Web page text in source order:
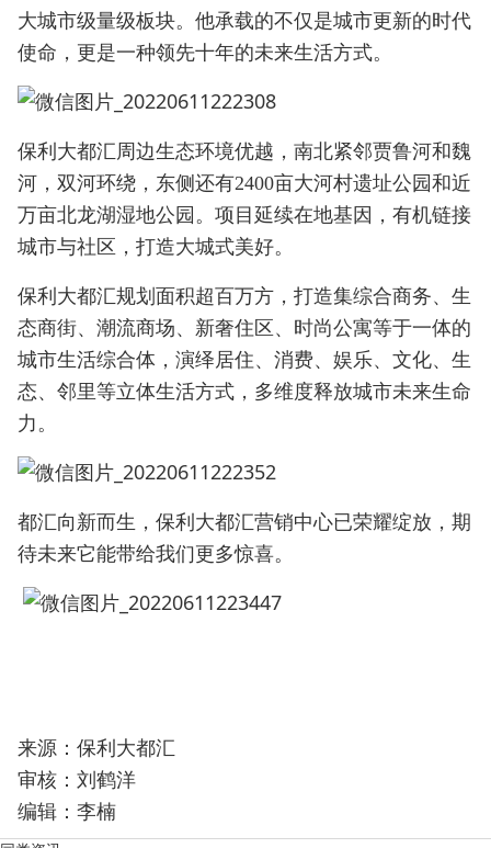
大城市级量级板块。他承载的不仅是城市更新的时代
使命，更是一种领先十年的未来生活方式。
保利大都汇周边生态环境优越，南北紧邻贾鲁河和魏
河，双河环绕，东侧还有2400亩大河村遗址公园和近
万亩北龙湖湿地公园。项目延续在地基因，有机链接
城市与社区，打造大城式美好。
保利大都汇规划面积超百万方，打造集综合商务、生
态商街、潮流商场、新奢住区、时尚公寓等于一体的
城市生活综合体，演绎居住、消费、娱乐、文化、生
态、邻里等立体生活方式，多维度释放城市未来生命
力。
都汇向新而生，保利大都汇营销中心已荣耀绽放，期
待未来它能带给我们更多惊喜。
来源：保利大都汇
审核：刘鹤洋
编辑：李楠